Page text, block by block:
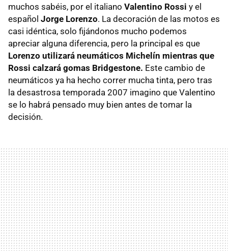
muchos sabéis, por el italiano Valentino Rossi y el
español Jorge Lorenzo. La decoración de las motos es
casi idéntica, solo fijándonos mucho podemos
apreciar alguna diferencia, pero la principal es que
Lorenzo utilizará neumáticos Michelín mientras que
Rossi calzará gomas Bridgestone. Este cambio de
neumáticos ya ha hecho correr mucha tinta, pero tras
la desastrosa temporada 2007 imagino que Valentino
se lo habrá pensado muy bien antes de tomar la
decisión.